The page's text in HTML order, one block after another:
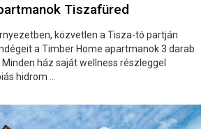
Tiszafüred
közvetlen a Tisza-tó partján
a Timber Home apartmanok 3 darab
ház saját wellness részleggel
hidrom ...